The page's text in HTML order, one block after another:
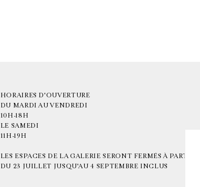
HORAIRES D'OUVERTURE
DU MARDI AU VENDREDI
10H-18H
LE SAMEDI
11H-19H
LES ESPACES DE LA GALERIE SERONT FERMÉS À PARTIR
DU 23 JUILLET JUSQU'AU 4 SEPTEMBRE INCLUS